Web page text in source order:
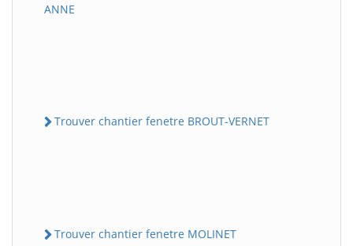
ANNE
Trouver chantier fenetre BROUT-VERNET
Trouver chantier fenetre MOLINET